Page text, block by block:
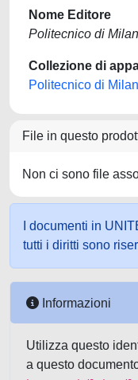
Nome Editore
Politecnico di
Collezione di
Politecnico di
File in questo
Non ci sono file
I documenti in
tutti i diritti sono
Informazioni
Utilizza questo
a questo